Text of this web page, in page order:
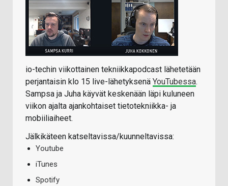
io-techin viikottainen tekniikkapodcast lähetetään
perjantaisin klo 15 live-lähetyksenä YouTubessa.
Sampsa ja Juha käyvät keskenään läpi kuluneen
viikon ajalta ajankohtaiset tietotekniikka- ja
mobiiliaiheet.
Jälkikäteen katseltavissa/kuunneltavissa:
Youtube
iTunes
Spotify